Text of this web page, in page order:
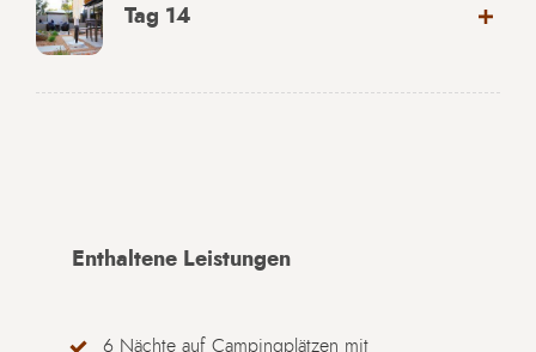
Tag 14
Enthaltene Leistungen
6 Nächte auf Campingplätzen mit